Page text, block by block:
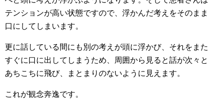
テンションが高い状態ですので、浮かんだ考えをそのまま
口にしてしまいます。
更に話している間にも別の考えが頭に浮かび、それをまた
すぐに口に出してしまうため、周囲から見ると話が次々と
あちこちに飛び、まとまりのないように見えます。
これが観念奔逸です。